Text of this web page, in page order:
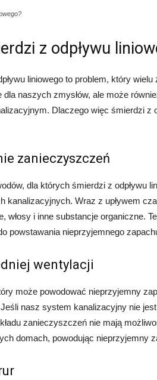
z odpływu
liniowego to problem, który
dla naszych zmysłów, ale może
Dlaczego więc śmierdzi z
zanieczyszczeń
dla których śmierdzi z odpływu
kanalizacyjnych. Wraz z upływem
włosy i inne substancje organiczne.
powstawania nieprzyjemnego
wentylacji
może powodować nieprzyjemny
nasz system kanalizacyjny nie
zanieczyszczeń nie mają
domach, powodując nieprzyjemny